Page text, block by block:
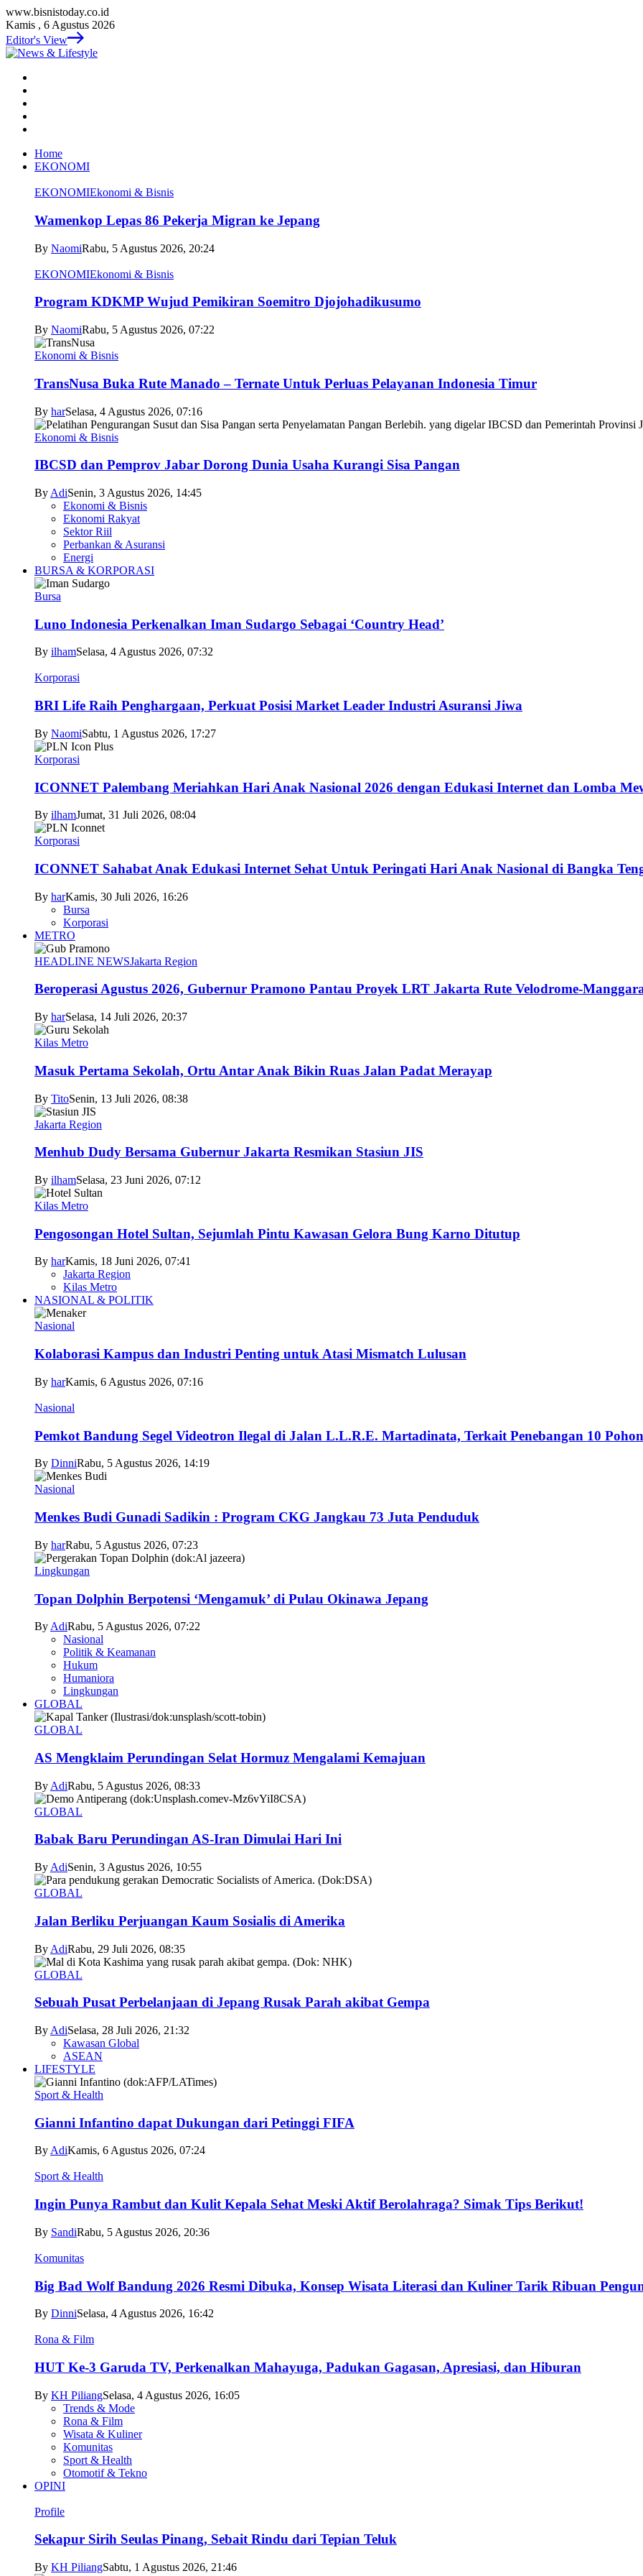
www.bisnistoday.co.id
Kamis , 6 Agustus 2026
Editor's View
Home
EKONOMI
EKONOMIEkonomi & Bisnis
Wamenkop Lepas 86 Pekerja Migran ke Jepang
By NaomiRabu, 5 Agustus 2026, 20:24
EKONOMIEkonomi & Bisnis
Program KDKMP Wujud Pemikiran Soemitro Djojohadikusumo
By NaomiRabu, 5 Agustus 2026, 07:22
Ekonomi & Bisnis
TransNusa Buka Rute Manado – Ternate Untuk Perluas Pelayanan Indonesia Timur
By harSelasa, 4 Agustus 2026, 07:16
Ekonomi & Bisnis
IBCSD dan Pemprov Jabar Dorong Dunia Usaha Kurangi Sisa Pangan
By AdiSenin, 3 Agustus 2026, 14:45
Ekonomi & Bisnis
Ekonomi Rakyat
Sektor Riil
Perbankan & Asuransi
Energi
BURSA & KORPORASI
Bursa
Luno Indonesia Perkenalkan Iman Sudargo Sebagai ‘Country Head’
By ilhamSelasa, 4 Agustus 2026, 07:32
Korporasi
BRI Life Raih Penghargaan, Perkuat Posisi Market Leader Industri Asuransi Jiwa
By NaomiSabtu, 1 Agustus 2026, 17:27
Korporasi
ICONNET Palembang Meriahkan Hari Anak Nasional 2026 dengan Edukasi Internet dan Lomba
By ilhamJumat, 31 Juli 2026, 08:04
Korporasi
ICONNET Sahabat Anak Edukasi Internet Sehat Untuk Peringati Hari Anak Nasional di Bangka
By harKamis, 30 Juli 2026, 16:26
Bursa
Korporasi
METRO
HEADLINE NEWSJakarta Region
Beroperasi Agustus 2026, Gubernur Pramono Pantau Proyek LRT Jakarta Rute Velodrome-
By harSelasa, 14 Juli 2026, 20:37
Kilas Metro
Masuk Pertama Sekolah, Ortu Antar Anak Bikin Ruas Jalan Padat Merayap
By TitoSenin, 13 Juli 2026, 08:38
Jakarta Region
Menhub Dudy Bersama Gubernur Jakarta Resmikan Stasiun JIS
By ilhamSelasa, 23 Juni 2026, 07:12
Kilas Metro
Pengosongan Hotel Sultan, Sejumlah Pintu Kawasan Gelora Bung Karno Ditutup
By harKamis, 18 Juni 2026, 07:41
Jakarta Region
Kilas Metro
NASIONAL & POLITIK
Nasional
Kolaborasi Kampus dan Industri Penting untuk Atasi Mismatch Lulusan
By harKamis, 6 Agustus 2026, 07:16
Nasional
Pemkot Bandung Segel Videotron Ilegal di Jalan L.L.R.E. Martadinata, Terkait Penebangan 10 Pohon
By DinniRabu, 5 Agustus 2026, 14:19
Nasional
Menkes Budi Gunadi Sadikin : Program CKG Jangkau 73 Juta Penduduk
By harRabu, 5 Agustus 2026, 07:23
Lingkungan
Topan Dolphin Berpotensi ‘Mengamuk’ di Pulau Okinawa Jepang
By AdiRabu, 5 Agustus 2026, 07:22
Nasional
Politik & Keamanan
Hukum
Humaniora
Lingkungan
GLOBAL
GLOBAL
AS Mengklaim Perundingan Selat Hormuz Mengalami Kemajuan
By AdiRabu, 5 Agustus 2026, 08:33
GLOBAL
Babak Baru Perundingan AS-Iran Dimulai Hari Ini
By AdiSenin, 3 Agustus 2026, 10:55
GLOBAL
Jalan Berliku Perjuangan Kaum Sosialis di Amerika
By AdiRabu, 29 Juli 2026, 08:35
GLOBAL
Sebuah Pusat Perbelanjaan di Jepang Rusak Parah akibat Gempa
By AdiSelasa, 28 Juli 2026, 21:32
Kawasan Global
ASEAN
LIFESTYLE
Sport & Health
Gianni Infantino dapat Dukungan dari Petinggi FIFA
ByAdiKamis, 6 Agustus 2026, 07:24
Sport & Health
Ingin Punya Rambut dan Kulit Kepala Sehat Meski Aktif Berolahraga? Simak Tips Berikut!
By SandiRabu, 5 Agustus 2026, 20:36
Komunitas
Big Bad Wolf Bandung 2026 Resmi Dibuka, Konsep Wisata Literasi dan Kuliner Tarik Ribuan
By DinniSelasa, 4 Agustus 2026, 16:42
Rona & Film
HUT Ke-3 Garuda TV, Perkenalkan Mahayuga, Padukan Gagasan, Apresiasi, dan Hiburan
By KH PiliangSelasa, 4 Agustus 2026, 16:05
Trends & Mode
Rona & Film
Wisata & Kuliner
Komunitas
Sport & Health
Otomotif & Tekno
OPINI
Profile
Sekapur Sirih Seulas Pinang, Sebait Rindu dari Tepian Teluk
By KH PiliangSabtu, 1 Agustus 2026, 21:46